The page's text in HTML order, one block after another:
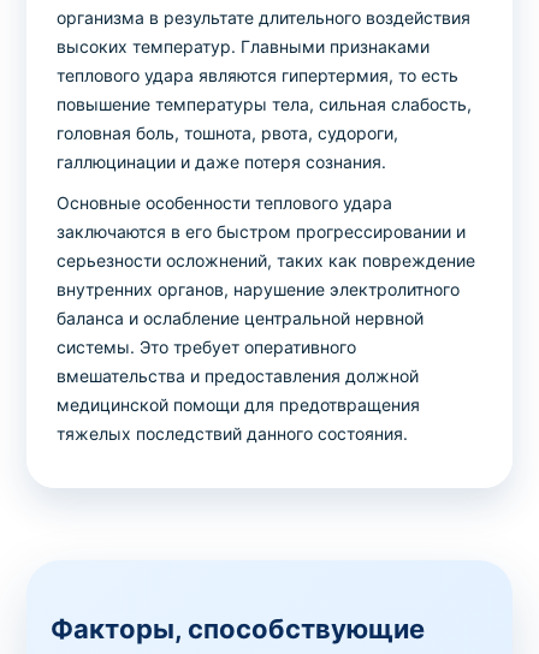
организма в результате длительного воздействия
высоких температур. Главными признаками
теплового удара являются гипертермия, то есть
повышение температуры тела, сильная слабость,
головная боль, тошнота, рвота, судороги,
галлюцинации и даже потеря сознания.
Основные особенности теплового удара
заключаются в его быстром прогрессировании и
серьезности осложнений, таких как повреждение
внутренних органов, нарушение электролитного
баланса и ослабление центральной нервной
системы. Это требует оперативного
вмешательства и предоставления должной
медицинской помощи для предотвращения
тяжелых последствий данного состояния.
Факторы, способствующие
* Администрация клиники принимает все меры для
своевременного обновления размещённого на сайте
прайс-листа. Однако, чтобы избежать возможных
недоразумений, рекомендуем уточнять стоимость и
сроки выполнения исследований по телефонам,
указанным на сайте.